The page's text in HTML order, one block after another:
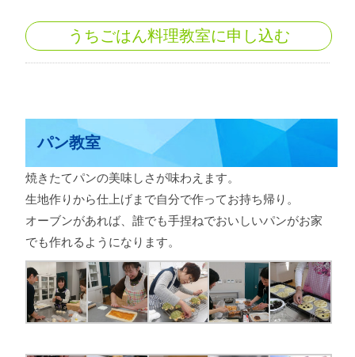
うちごはん料理教室に申し込む
パン教室
焼きたてパンの美味しさが味わえます。
生地作りから仕上げまで自分で作ってお持ち帰り。
オーブンがあれば、誰でも手捏ねでおいしいパンがお家
でも作れるようになります。